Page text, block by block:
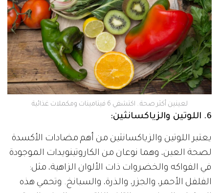
لعينين أكثر صحة.. اكتشفي 6 فيتامينات ومكملات غذائية
6. اللوتين والزياكسانثين :
يعتبر اللوتين والزياكسانثين من أهم مضادات الأكسدة
لصحة العين، وهما نوعان من الكاروتينويدات الموجودة
في الفواكه والخضروات ذات الألوان الزاهية، مثل:
الفلفل الأحمر، والجزر، والذرة، والسبانخ. وتحمي هذه